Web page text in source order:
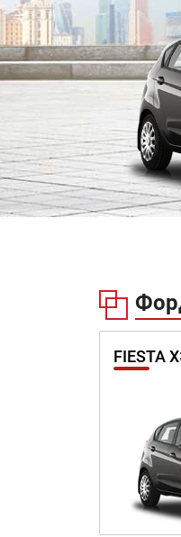
FIESTA